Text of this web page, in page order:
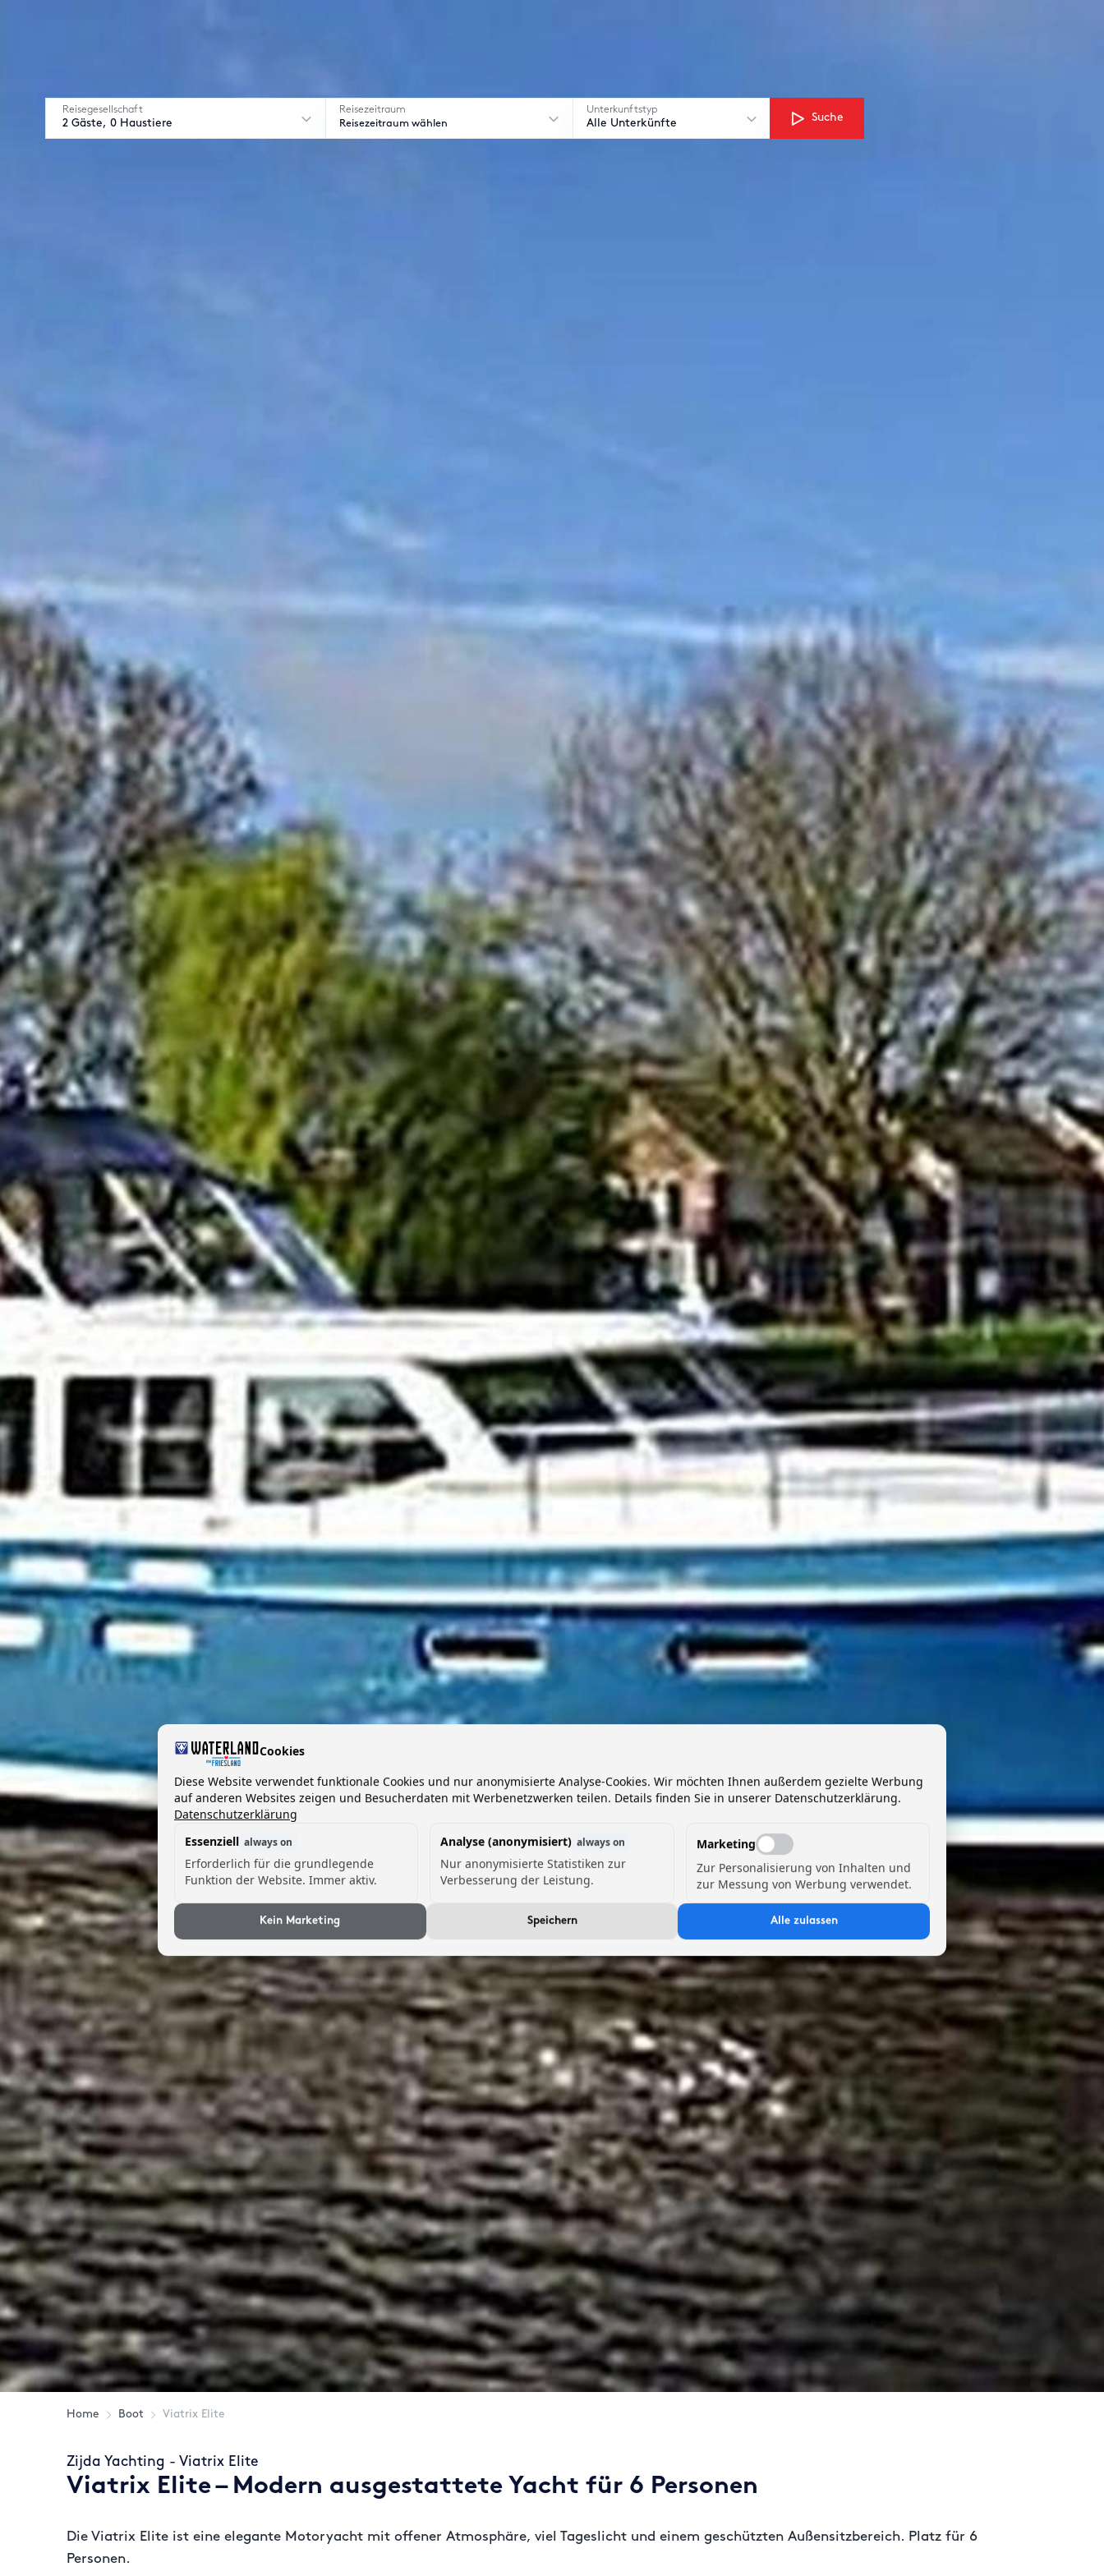
Reisegesellschaft
2 Gäste, 0 Haustiere
Reisezeitraum
Reisezeitraum wählen
Unterkunftstyp
Alle Unterkünfte
Suche
Home Boot Viatrix Elite
Zijda Yachting - Viatrix Elite
Viatrix Elite – Modern ausgestattete Yacht für 6 Personen
Die Viatrix Elite ist eine elegante Motoryacht mit offener Atmosphäre, viel Tageslicht und einem geschützten Außensitzbereich. Platz für 6
Personen.
Cookies
Diese Website verwendet funktionale Cookies und nur anonymisierte Analyse-Cookies. Wir möchten Ihnen außerdem gezielte Werbung
auf anderen Websites zeigen und Besucherdaten mit Werbenetzwerken teilen. Details finden Sie in unserer Datenschutzerklärung.
Datenschutzerklärung
Essenziell always on
Erforderlich für die grundlegende
Funktion der Website. Immer aktiv.
Analyse (anonymisiert) always on
Nur anonymisierte Statistiken zur
Verbesserung der Leistung.
Marketing
Zur Personalisierung von Inhalten und
zur Messung von Werbung verwendet.
Kein Marketing Speichern Alle zulassen